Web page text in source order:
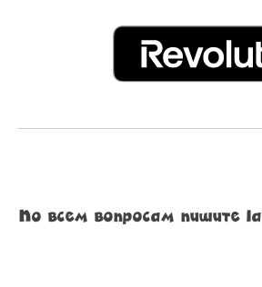
По всем вопросам пишите